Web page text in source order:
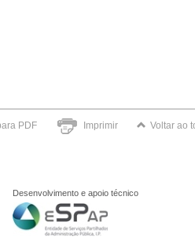
PDF Imprimir Voltar ao
Desenvolvimento e apoio técnico